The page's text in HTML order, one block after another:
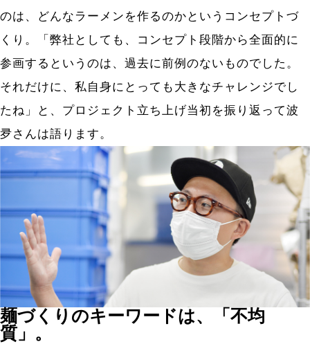
のは、どんなラーメンを作るのかというコンセプトづ
くり。「弊社としても、コンセプト段階から全面的に
参画するというのは、過去に前例のないものでした。
それだけに、私自身にとっても大きなチャレンジでし
たね」と、プロジェクト立ち上げ当初を振り返って波
夛さんは語ります。
麺づくりのキーワードは、「不均
質」。